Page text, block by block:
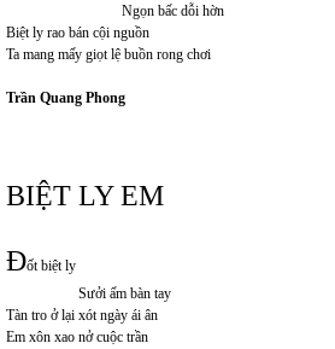
Ngọn bấc dỗi hờn
Biệt ly rao bán cội nguồn
Ta mang mấy giọt lệ buồn rong chơi
Trần Quang Phong
BIỆT LY EM
Đốt biệt ly
Sưởi ấm bàn tay
Tàn tro ở lại xót ngày ái ân
Em xôn xao nở cuộc trần